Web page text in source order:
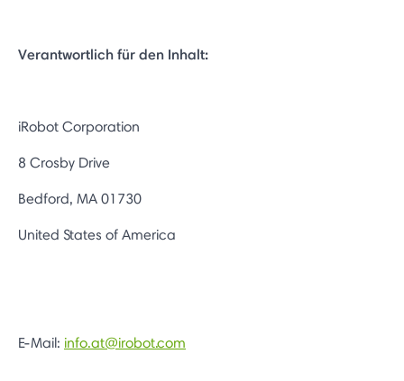
Verantwortlich für den Inhalt:
iRobot Corporation
8 Crosby Drive
Bedford, MA 01730
United States of America
E-Mail: info.at@irobot.com